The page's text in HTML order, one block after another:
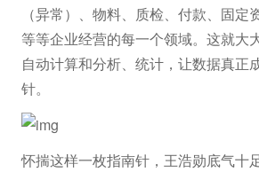
（异常）、物料、质检、付款、固定
等等企业经营的每一个领域。这就大
自动计算和分析、统计，让数据真正
针。
怀揣这样一枚指南针，王浩勋底气十